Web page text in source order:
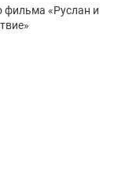
фильма «Руслан и